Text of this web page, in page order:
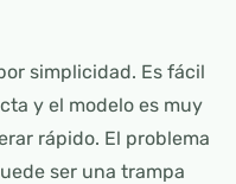
simplicidad. Es fácil
y el modelo es muy
rápido. El problema
ser una trampa